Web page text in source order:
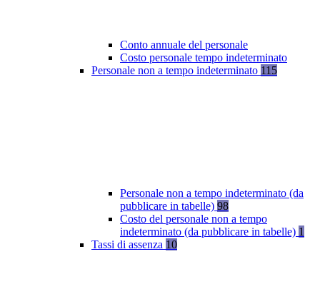
Conto annuale del personale
Costo personale tempo indeterminato
Personale non a tempo indeterminato 115
Personale non a tempo indeterminato (da
pubblicare in tabelle) 98
Costo del personale non a tempo
indeterminato (da pubblicare in tabelle) 1
Tassi di assenza 10